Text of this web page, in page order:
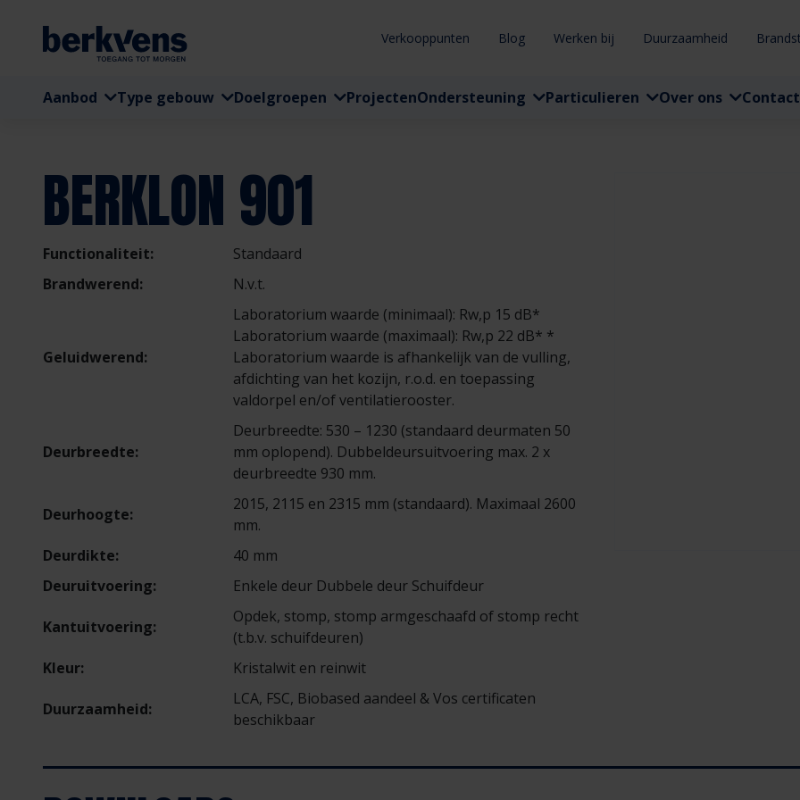
Verkooppunten Blog Werken bij Duurzaamheid
Aanbod Type gebouw Doelgroepen ProjectenOndersteuning Particulieren Over ons Contact
BERKLON 901
Functionaliteit:
Standaard
Brandwerend:
N.v.t.
Geluidwerend:
Laboratorium waarde (minimaal): Rw,p 15 dB*
Laboratorium waarde (maximaal): Rw,p 22 dB* *
Laboratorium waarde is afhankelijk van de vulling,
afdichting van het kozijn, r.o.d. en toepassing
valdorpel en/of ventilatierooster.
Deurbreedte:
Deurbreedte: 530 – 1230 (standaard deurmaten 50
mm oplopend). Dubbeldeursuitvoering max. 2 x
deurbreedte 930 mm.
Deurhoogte:
2015, 2115 en 2315 mm (standaard). Maximaal 2600
mm.
Deurdikte:
40 mm
Deuruitvoering:
Enkele deur Dubbele deur Schuifdeur
Kantuitvoering:
Opdek, stomp, stomp armgeschaafd of stomp recht
(t.b.v. schuifdeuren)
Kleur:
Kristalwit en reinwit
Duurzaamheid:
LCA, FSC, Biobased aandeel & Vos certificaten
beschikbaar